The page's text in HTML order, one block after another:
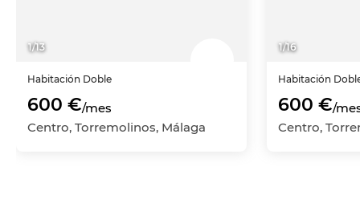
1/13
Habitación Doble
600 €/mes
Centro, Torremolinos, Málaga
1/16
Habitación
600 €/
Centro,